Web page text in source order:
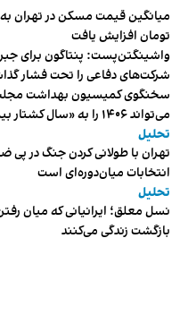
تومان افزایش یافت
واشینگتن‌پست: پنتاگون برای
شرکت‌های دفاعی را تحت فشار
سخنگوی کمیسیون بهداشت
می‌تواند ۱۴۰۶ را به «سال کشتار بیماران» تبدیل کند
تحلیل
تهران با طولانی کردن جنگ در پی
انتخابات میان‌دوره‌ای است
تحلیل
نسل معلق؛ ایرانیانی که میان
بازگشت زندگی می‌کنند